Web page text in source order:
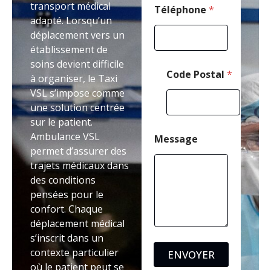
transport médical
adapté. Lorsqu’un
déplacement vers un
établissement de
soins devient difficile
à organiser, le Taxi
VSL s’impose comme
une solution centrée
sur le patient.
Ambulance VSL
permet d’assurer des
trajets médicaux dans
des conditions
pensées pour le
confort. Chaque
déplacement médical
s’inscrit dans un
contexte particulier
où le patient peut se
Téléphone *
Code Postal *
Message
ENVOYER